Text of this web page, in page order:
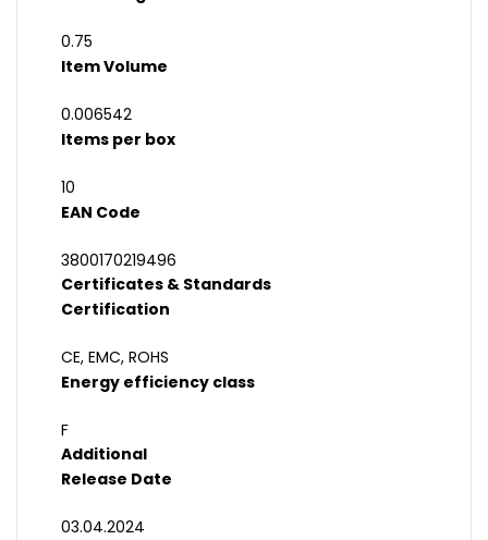
0.75
Item Volume
0.006542
Items per box
10
EAN Code
3800170219496
Certificates & Standards
Certification
CE, EMC, ROHS
Energy efficiency class
F
Additional
Release Date
03.04.2024